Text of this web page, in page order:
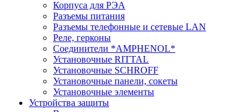
Корпуса для РЭА
Разъемы питания
Разъемы телефонные и сетевые LAN
Реле, герконы
Соединители *AMPHENOL*
Установочные RITTAL
Установочные SCHROFF
Установочные панели, сокеты
Установочные элементы
Устройства защиты